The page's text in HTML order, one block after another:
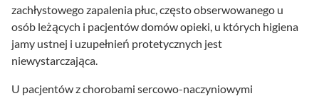
zachłystowego zapalenia płuc, często obserwowanego u
osób leżących i pacjentów domów opieki, u których higiena
jamy ustnej i uzupełnień protetycznych jest
niewystarczająca.
U pacjentów z chorobami sercowo-naczyniowymi